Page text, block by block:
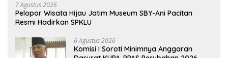
7 Agustus 2026
Pelopor Wisata Hijau Jatim Museum SBY-Ani Pacitan
Resmi Hadirkan SPKLU
6 Agustus 2026
Komisi I Soroti Minimnya Anggaran